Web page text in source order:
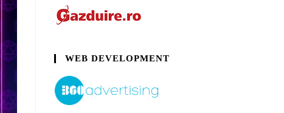
WEB DEVELOPMENT